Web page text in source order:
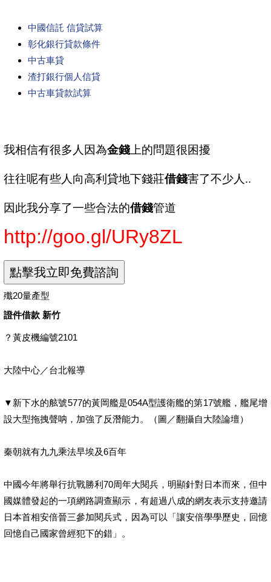
中國信託 信貸試算
彰化銀行貸款條件
中古車貸
渣打銀行個人信貸
中古車貸款試算
我相信有很多人因為金錢 上的問題很困擾
往往呢有些人向高利貸地下錢莊借錢害了不少人..
因此我分享了一些合法的借錢管道
http://goo.gl/URy8ZL
殲20量產型
證件借款 新竹
？黃皮機編號2101
大陸中心／台北報導
▼新下水的舷號577的黃岡艦是054A型護衛艦的第17號艦，艦尾增
設大型拖拽聲呐，加強了反潛能力。（圖／翻攝自大陸論壇）
秦朝就有九九乘法早埃及6百年
中國今年將舉行抗戰勝利70周年大閱兵，明顯針對日本而來，但中
國媒體發起的一項網路調查顯示，有超過八成的網友表示支持邀請
日本首相安倍晉三參加閱兵式，因為可以「讓安倍學學歷史，回憶
回憶自己國家曾經犯下的錯」。